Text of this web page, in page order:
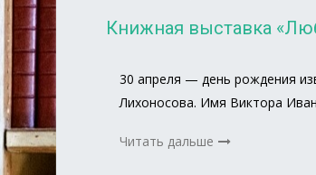
Книжная выставка
30 апреля — день рождения
Лихоносова. Имя Виктора
Читать дальше